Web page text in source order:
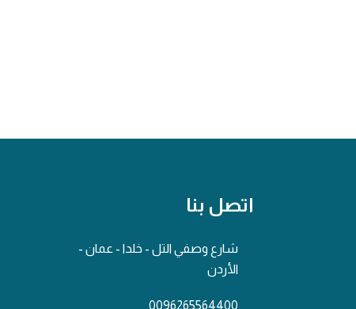
اتصل بنا
شارع وصفي التل - خلدا - عمان -
الأردن
0096265564400